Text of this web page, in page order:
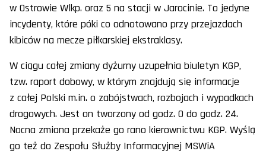
w Ostrowie Wlkp. oraz 5 na stacji w Jarocinie. To jedyne
incydenty, które póki co odnotowano przy przejazdach
kibiców na mecze piłkarskiej ekstraklasy.
W ciągu całej zmiany dyżurny uzupełnia biuletyn KGP,
tzw. raport dobowy, w którym znajdują się informacje
z całej Polski m.in. o zabójstwach, rozbojach i wypadkach
drogowych. Jest on tworzony od godz. 0 do godz. 24.
Nocna zmiana przekaże go rano kierownictwu KGP. Wyślą
go też do Zespołu Służby Informacyjnej MSWiA